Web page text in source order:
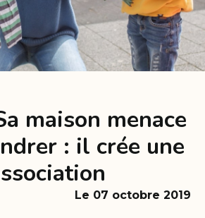
maison menace
: il crée une
Le 07 octobre 2019